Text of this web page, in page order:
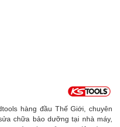
hàng đầu Thế Giới, chuyên
chữa bảo dưỡng tại nhà máy,